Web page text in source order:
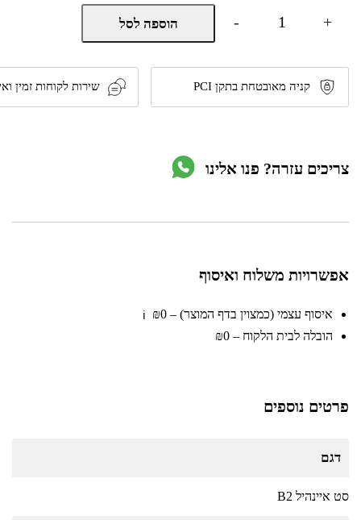
-
כמות
סט
כלים
מקצועי
-
מברגת
ומסור
עגול
+ הוספה לסל
קניה מאובטחת בתקן PCI שירות לקוחות זמין
צריכים עזרה? פנו אלינו
אפשרויות משלוח ואיסוף
איסוף עצמי (כמצוין בדף המוצר) – ₪0 ℹ️
הובלה לבית הלקוח – ₪0
פרטים נוספים
דגם
סט איינהיל B2